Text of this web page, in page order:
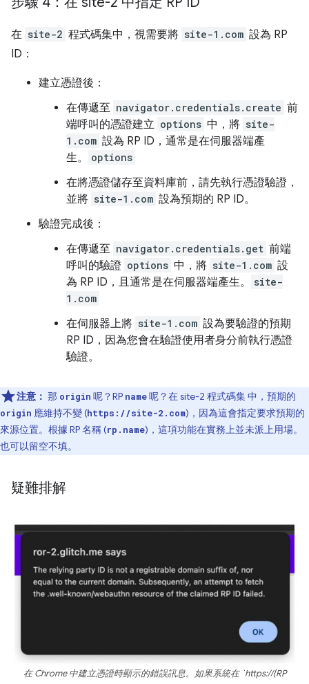
在 site-2 程式碼集中，視需要將 site-1.com 設為 RP
ID：
建立憑證後：
在傳遞至 navigator.credentials.create 前
端呼叫的憑證建立 options 中，將 site-
1.com 設為 RP ID，通常是在伺服器端產
生。
options
在將憑證儲存至資料庫前，請先執行憑證驗證，
並將 site-1.com 設為預期的 RP ID。
驗證完成後：
在傳遞至 navigator.credentials.get 前端
呼叫的驗證 options 中，將 site-1.com 設
為 RP ID，且通常是在伺服器端產生。
site-
1.com
在伺服器上將 site-1.com 設為要驗證的預期
RP ID，因為您會在驗證使用者身分前執行憑證
驗證。
注意： 那 origin 呢？RP name呢？在 site-2 程式碼集 中，預期的
origin 應維持不變 (https://site-2.com)，因為這會指定要求預期的
來源位置。根據 RP 名稱 (rp.name)，這項功能在實務上並未派上用場。
也可以留空不填。
疑難排解
在 Chrome 中建立憑證時顯示的錯誤訊息。如果系統在 `https://{RP